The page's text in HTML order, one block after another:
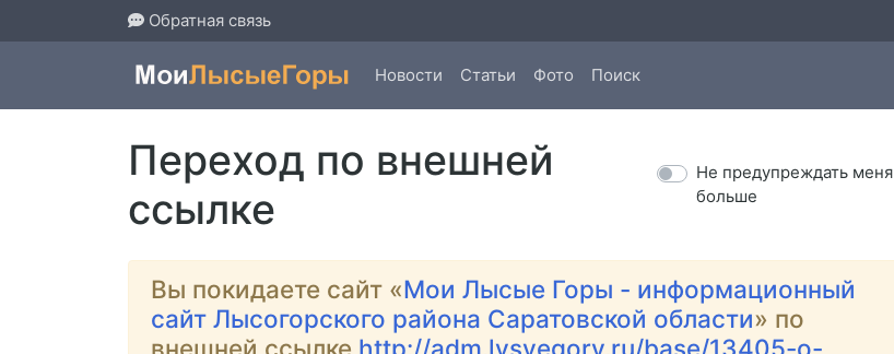
Обратная связь
Новости Статьи Фото Поиск
Переход по внешней
ссылке
Не предупреждать меня
больше
Вы покидаете сайт «Мои Лысые Горы - информационный
сайт Лысогорского района Саратовской области» по